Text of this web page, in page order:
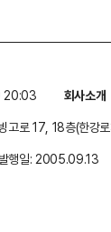
20:03 회사소개
고로 17, 18층(한강
행일: 2005.09.13